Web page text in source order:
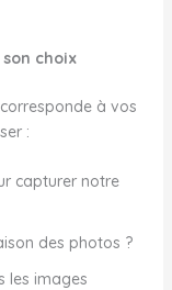
choix
à vos
:
capturer notre
des photos ?
les images